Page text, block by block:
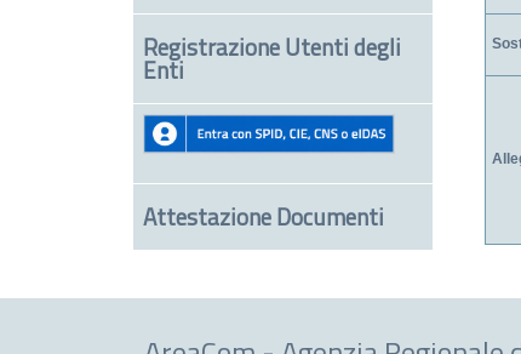
Registrazione Utenti degli
Enti
Attestazione Documenti